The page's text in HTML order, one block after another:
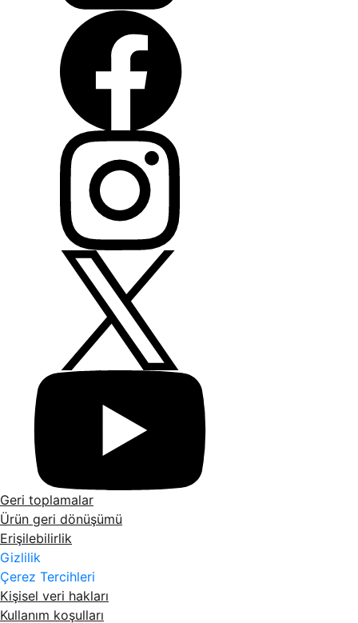
Geri toplamalar
Ürün geri dönüşümü
Erişilebilirlik
Gizlilik
Çerez Tercihleri
Kişisel veri hakları
Kullanım koşulları